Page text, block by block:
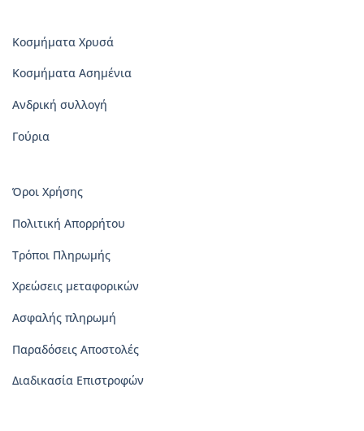
Κοσμήματα Χρυσά
Κοσμήματα Ασημένια
Ανδρική συλλογή
Γούρια
Όροι Χρήσης
Πολιτική Απορρήτου
Τρόποι Πληρωμής
Χρεώσεις μεταφορικών
Ασφαλής πληρωμή
Παραδόσεις Αποστολές
Διαδικασία Επιστροφών